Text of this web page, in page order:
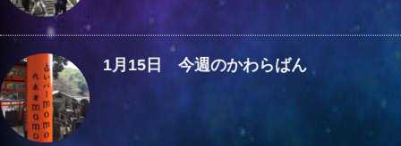
1月15日 今週のかわらばん